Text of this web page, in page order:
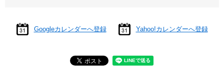
Googleカレンダーへ登録 Yahoo!カレンダーへ登録